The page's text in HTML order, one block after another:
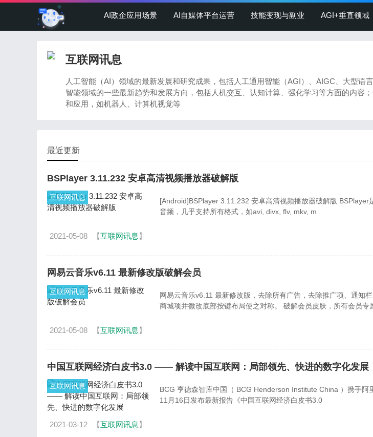
AI政企应用场景 AI自媒体平台运营 技能变现与副业 AGI+垂直领域
互联网讯息
人工智能（AI）领域的最新发展和研究成果，包括人工通用智能（AGI）、AIGC、大型语
智能领域的一些最新趋势和发展方向，包括人机交互、认知计算、强化学习等方面的内容
和应用，如机器人、计算机视觉等
最近更新
BSPlayer 3.11.232 安卓高清视频播放器破解版
互联网讯息
[Android]BSPlayer 3.11.232 安卓高清视频播放器破解版 BSPlayer
音频，几乎支持所有格式，如avi, divx, flv, mkv, m
2021-05-08 【互联网讯息 】
网易云音乐v6.11 最新修改版破解会员
互联网讯息
网易云音乐v6.11 最新修改版，去除所有广告，去除推广项、通知
商城项并微改底部按键布局使之对称。 破解会员
2021-05-08 【互联网讯息 】
中国互联网经济白皮书3.0 —— 解读中国互联网：局部领先、快进的数字化发展
互联网讯息
BCG 亨德森智库中国（ BCG Henderson Institute China ）携手阿
11月16日发布最新报告《中国互联网经济白皮书3.0
2021-03-12 【互联网讯息 】